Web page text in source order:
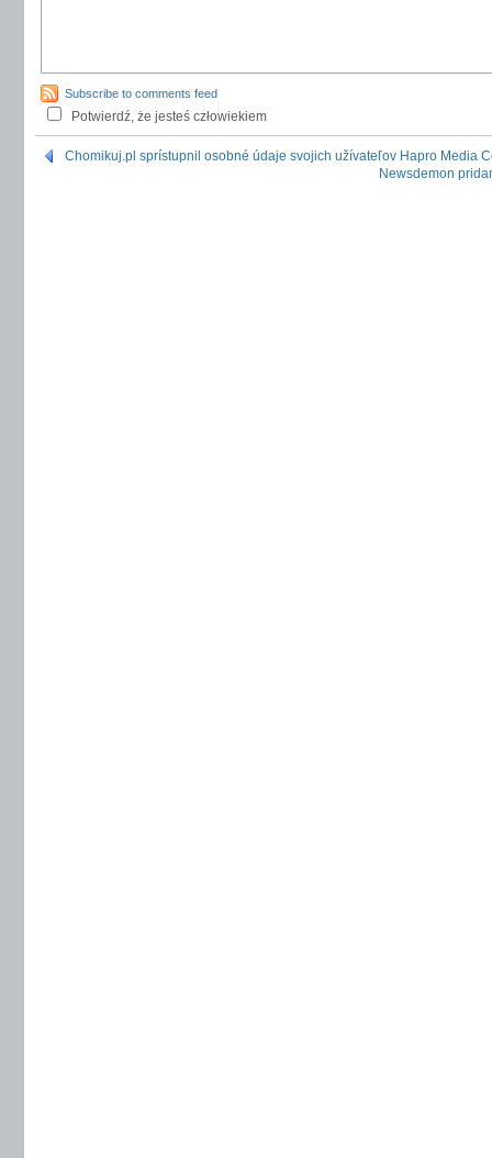
Subscribe to comments feed
Potwierdź, że jesteś człowiekiem
Chomikuj.pl sprístupnil osobné údaje svojich užívateľov Hapro Media
Newsdemon